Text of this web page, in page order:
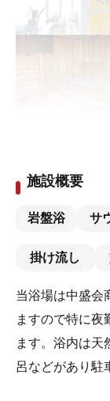
施設概要
岩盤浴 サ
掛け流し
当浴場は中盛会
ますので特に夜
ます。浴内は天
呂などがあり駐